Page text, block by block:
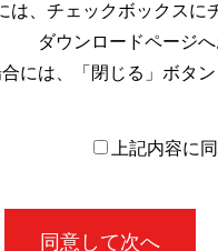
合がございますのであらか
は、チェックボックス
ダウンロードページへ
には、「閉じる」ボタ
上記内容に